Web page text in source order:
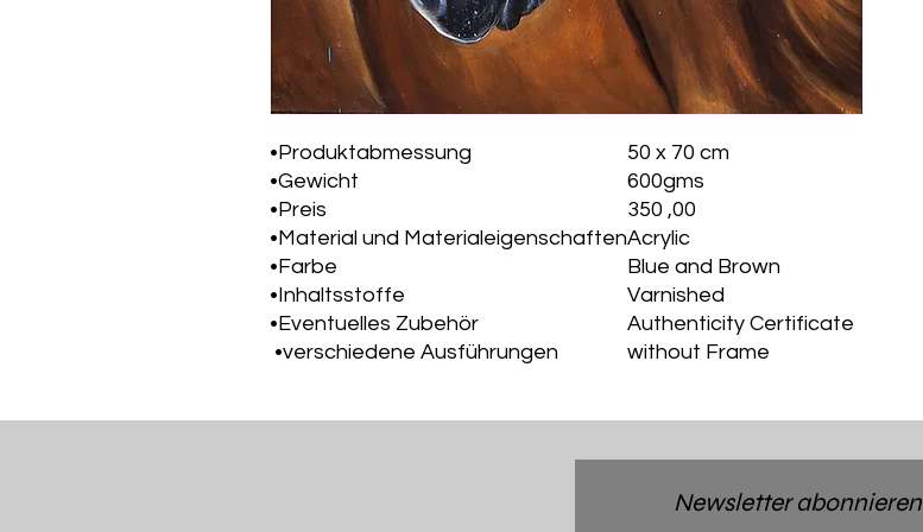
•Produktabmessung
50 x 70 cm
•Gewicht
600gms
•Preis
350 ,00
•Material und MaterialeigenschaftenAcrylic
•Farbe
Blue and Brown
•Inhaltsstoffe
Varnished
•Eventuelles Zubehör
Authenticity Certificate
•verschiedene Ausführungen
without Frame
Newsletter abonnieren